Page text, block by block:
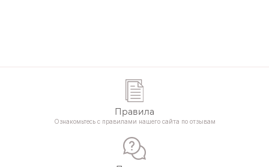
Правила
Ознакомьтесь с правилами нашего сайта по отзывам